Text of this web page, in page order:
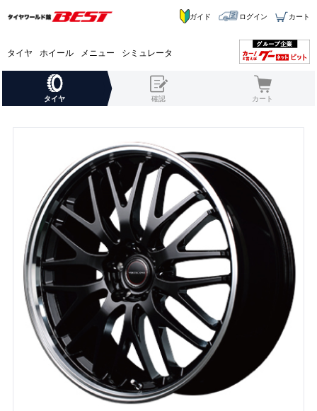
タイヤ ホイール メニュー シミュレータ
ガイド ログイン カート
タイヤ 確認 カート